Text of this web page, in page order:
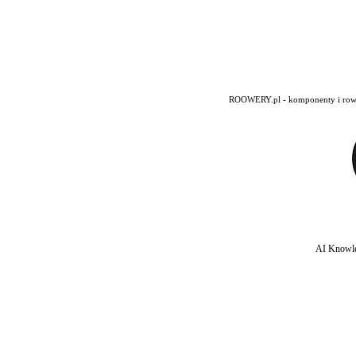
ROOWERY.pl - komponenty i
AI